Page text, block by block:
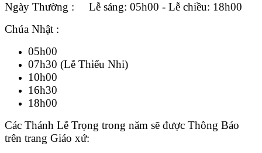
Ngày Thường : Lễ sáng: 05h00 - Lễ chiều: 18h00
Chúa Nhật :
05h00
07h30 (Lễ Thiếu Nhi)
10h00
16h30
18h00
Các Thánh Lễ Trọng trong năm sẽ được Thông Báo
trên trang Giáo xứ: